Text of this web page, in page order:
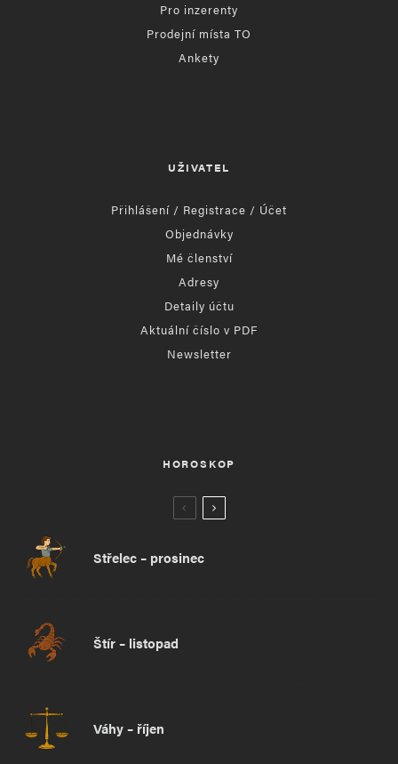
Pro inzerenty
Prodejní místa TO
Ankety
UŽIVATEL
Přihlášení / Registrace / Účet
Objednávky
Mé členství
Adresy
Detaily účtu
Aktuální číslo v PDF
Newsletter
HOROSKOP
Střelec – prosinec
Štír – listopad
Váhy – říjen